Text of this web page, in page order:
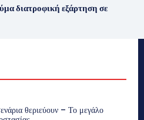
διατροφική εξάρτηση σε
θεριεύουν – Το μεγάλο